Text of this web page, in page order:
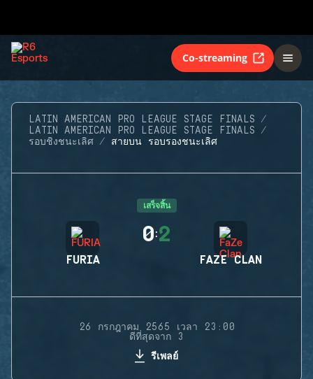
Co-streaming
LATIN AMERICAN PRO LEAGUE STAGE FINALS
LATIN AMERICAN PRO LEAGUE STAGE FINALS
รอบชิงชนะเลิศ
สายบน รอบรองชนะเลิศ
เสร็จสิ้น
FURIA
0:2
FAZE CLAN
26 กรกฎาคม 2565 เวลา 23:00
ดีที่สุดจาก 3
รีเพลย์